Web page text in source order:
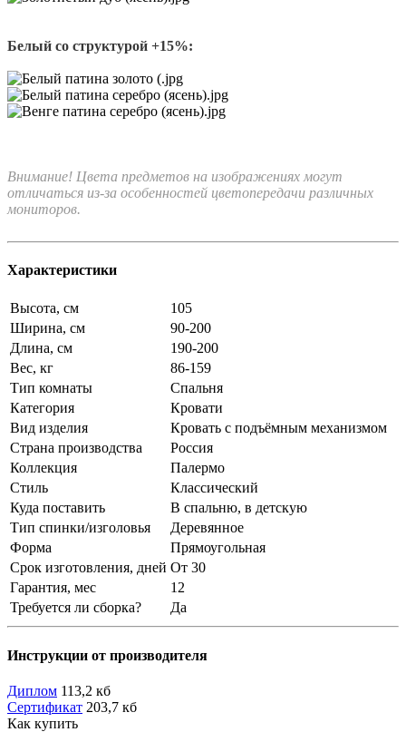
Белый со структурой +15%:
Внимание! Цвета предметов на изображениях могут
отличаться из-за особенностей цветопередачи различных
мониторов.
Характеристики
Высота, см
105
Ширина, см
90-200
Длина, см
190-200
Вес, кг
86-159
Тип комнаты
Спальня
Категория
Кровати
Вид изделия
Кровать с подъёмным механизмом
Страна производства
Россия
Коллекция
Палермо
Стиль
Классический
Куда поставить
В спальню, в детскую
Тип спинки/изголовья
Деревянное
Форма
Прямоугольная
Срок изготовления, дней От 30
Гарантия, мес
12
Требуется ли сборка?
Да
Инструкции от производителя
Диплом 113,2 кб
Сертификат 203,7 кб
Как купить